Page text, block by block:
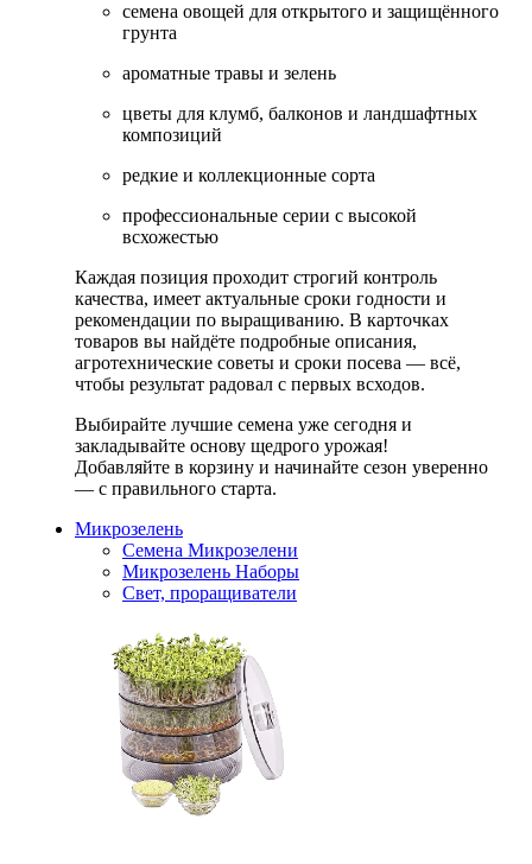
семена овощей для открытого и защищённого
грунта
ароматные травы и зелень
цветы для клумб, балконов и ландшафтных
композиций
редкие и коллекционные сорта
профессиональные серии с высокой
всхожестью
Каждая позиция проходит строгий контроль
качества, имеет актуальные сроки годности и
рекомендации по выращиванию. В карточках
товаров вы найдёте подробные описания,
агротехнические советы и сроки посева — всё,
чтобы результат радовал с первых всходов.
Выбирайте лучшие семена уже сегодня и
закладывайте основу щедрого урожая!
Добавляйте в корзину и начинайте сезон уверенно
— с правильного старта.
Микрозелень
Семена Микрозелени
Микрозелень Наборы
Свет, проращиватели